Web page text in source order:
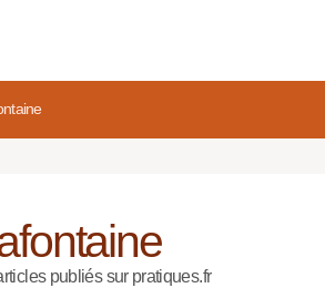
publiés sur pratiques.fr